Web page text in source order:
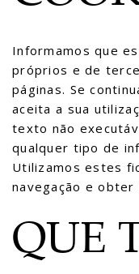
Informamos que
próprios e de
páginas. Se
aceita a sua
texto não
qualquer tipo de
Utilizamos estes
navegação e
QUE